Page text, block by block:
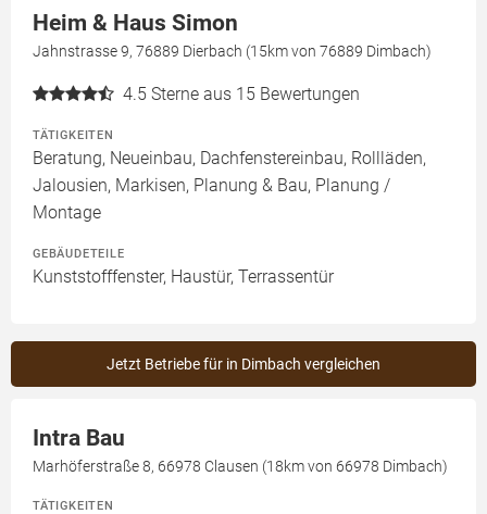
Heim & Haus Simon
Jahnstrasse 9, 76889 Dierbach (15km von 76889 Dimbach)
4.5 Sterne aus 15 Bewertungen
TÄTIGKEITEN
Beratung, Neueinbau, Dachfenstereinbau, Rollläden,
Jalousien, Markisen, Planung & Bau, Planung /
Montage
GEBÄUDETEILE
Kunststofffenster, Haustür, Terrassentür
Jetzt Betriebe für in Dimbach vergleichen
Intra Bau
Marhöferstraße 8, 66978 Clausen (18km von 66978 Dimbach)
TÄTIGKEITEN